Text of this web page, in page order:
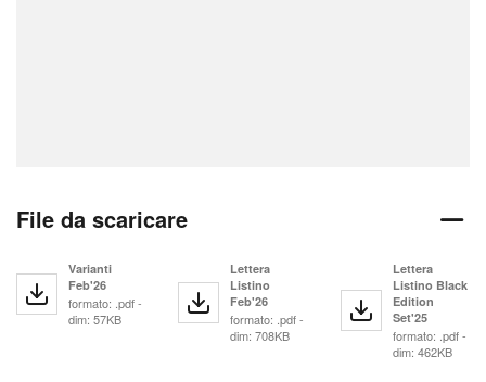
File da scaricare
Varianti
Feb'26
formato: .pdf -
dim: 57KB
Lettera
Listino
Feb'26
formato: .pdf -
dim: 708KB
Lettera
Listino Black
Edition
Set'25
formato: .pdf -
dim: 462KB